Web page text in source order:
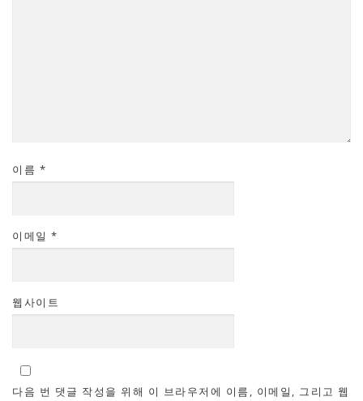
이름 *
이메일 *
웹사이트
다음 번 댓글 작성을 위해 이 브라우저에 이름, 이메일, 그리고 웹